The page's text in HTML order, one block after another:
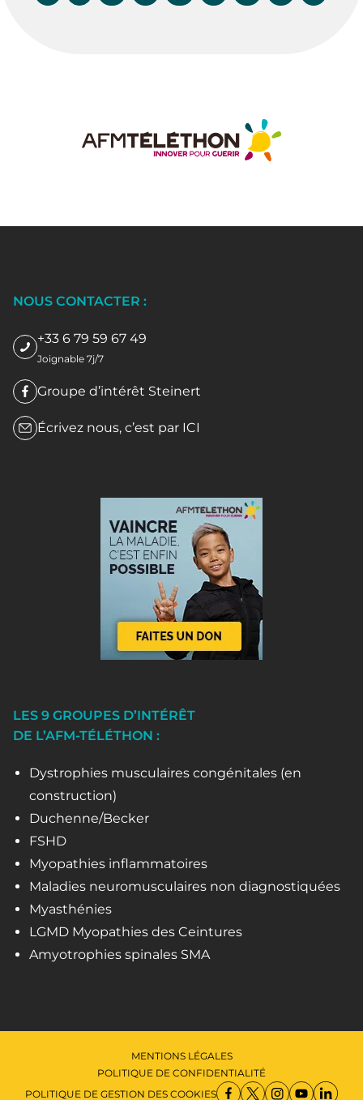
NOUS CONTACTER :
+33 6 79 59 67 49
Joignable 7j/7
Groupe d’intérêt Steinert
Écrivez nous, c’est par ICI
LES 9 GROUPES D’INTÉRÊT
DE L’AFM-TÉLÉTHON :
Dystrophies musculaires congénitales (en
construction)
Duchenne/Becker
FSHD
Myopathies inflammatoires
Maladies neuromusculaires non diagnostiquées
Myasthénies
LGMD Myopathies des Ceintures
Amyotrophies spinales SMA
MENTIONS LÉGALES
POLITIQUE DE CONFIDENTIALITÉ
POLITIQUE DE GESTION DES COOKIES